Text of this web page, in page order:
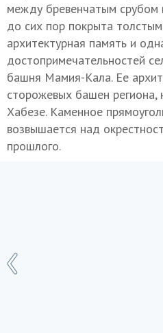
между бревенчатым срубом
до сих пор покрыта
архитектурная память и
достопримечательностей
башня Мамия-Кала. Ее
сторожевых башен
Хабезе. Каменное
возвышается над
прошлого.